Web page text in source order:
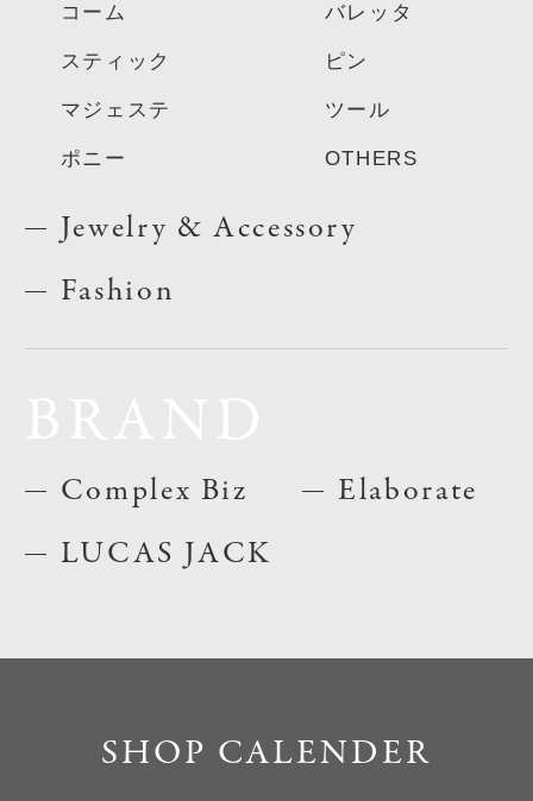
コーム
スティック
マジェステ
ポニー
バレッタ
ピン
ツール
OTHERS
Jewelry & Accessory
Fashion
Complex Biz
LUCAS JACK
Elaborate
SHOP CALENDER